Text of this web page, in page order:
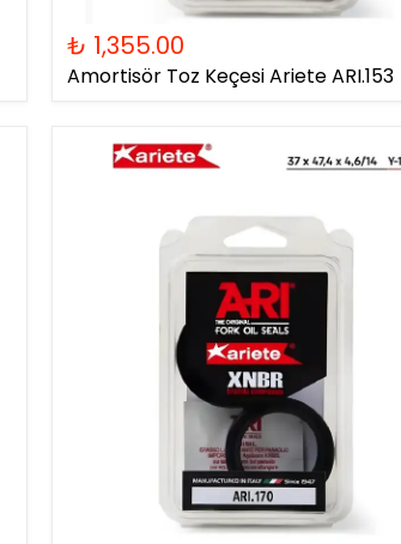
₺ 1,355.00
Amortisör Toz Keçesi Ariete ARI.153